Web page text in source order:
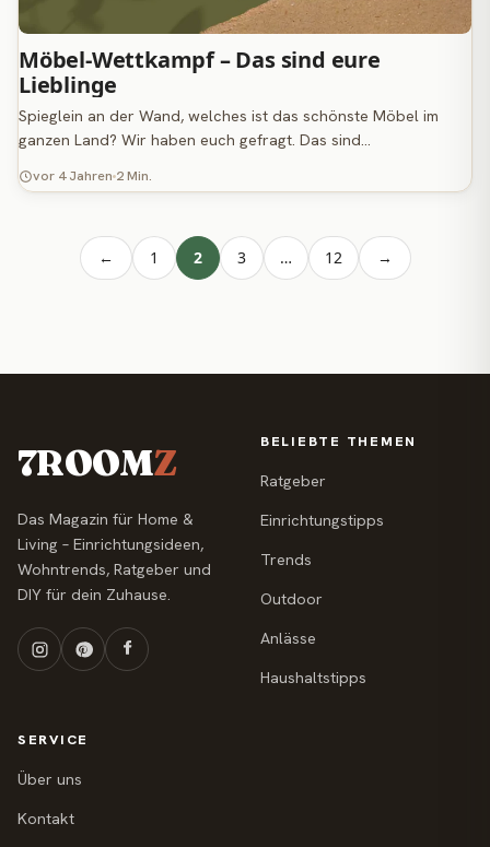
Möbel-Wettkampf – Das sind eure
Lieblinge
Spieglein an der Wand, welches ist das schönste Möbel im
ganzen Land? Wir haben euch gefragt. Das sind…
vor 4 Jahren 2 Min.
← 1 2 3 … 12 →
7ROOMZ
Das Magazin für Home &
Living – Einrichtungsideen,
Wohntrends, Ratgeber und
DIY für dein Zuhause.
BELIEBTE THEMEN
Ratgeber
Einrichtungstipps
Trends
Outdoor
Anlässe
Haushaltstipps
SERVICE
Über uns
Kontakt